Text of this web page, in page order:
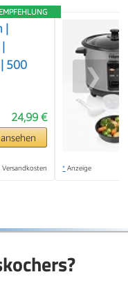
EMPFEHLUNG
|
500
24,99 €
* Anzeige
❯